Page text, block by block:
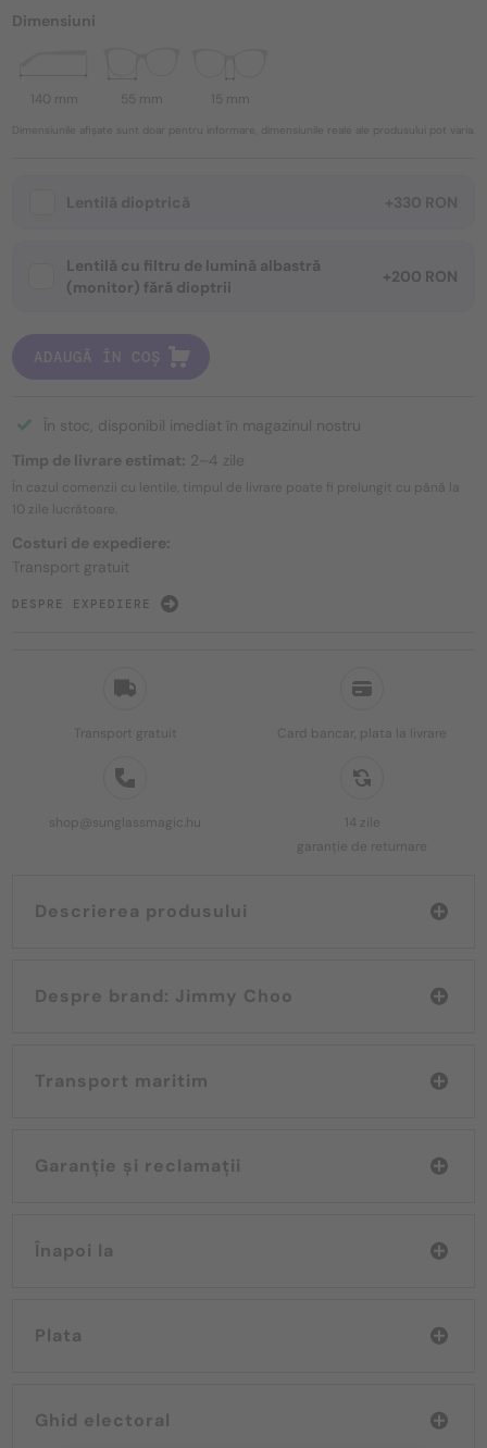
Transport gratuit Card bancar, plata la livrare
shop@sunglassmagic.hu
14 zile
garanție de returnare
Descrierea produsului
Despre brand: Jimmy Choo
Transport maritim
Garanție și reclamații
Înapoi la
Plata
Ghid electoral
Dimensiuni
140 mm 55 mm 15 mm
Dimensiunile afișate sunt doar pentru informare, dimensiunile reale ale produsului pot varia.
Lentilă dioptrică +330 RON
Lentilă cu filtru de lumină albastră
(monitor) fără dioptrii
+200 RON
ADAUGĂ ÎN COȘ
În stoc, disponibil imediat în magazinul nostru
Timp de livrare estimat: 2–4 zile
În cazul comenzii cu lentile, timpul de livrare poate fi prelungit cu până la
10 zile lucrătoare.
Costuri de expediere:
Transport gratuit
DESPRE EXPEDIERE